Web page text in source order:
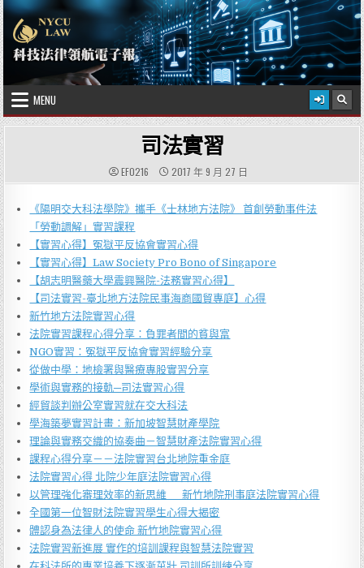
Skip to content 2026 年 8 月 8 日
國立陽明交通大學科技法律學院
MENU
司法實習
EF0216 2017 年 9 月 27 日
《陽明交大科法學院》攜手《士林地方法院》 首創勞動事件法
「勞動調解」實習課程
【實習心得】冤獄平反協會實習心得
【實習心得】Law Society Pro Bono of Singapore
【胡志明醫藥大學震興醫院-法務實習心得】
【司法實習-臺北地方法院民事海商國貿專庭】心得
新竹地方法院實習心得
法院實習課程心得分享：負罪者間的貧與富
NGO實習：冤獄平反協會實習經驗分享
從做中學：地檢署與醫療專股實習分享
學術與實務的接軌─司法實習心得
經貿談判辦公室實習就在交大科法
學海築夢實習計畫：新加坡智慧財產學院
理論與實務交織的協奏曲－智慧財產法院實習心得
課程心得分享－－法院實習台北地院重金庭
法院實習心得 北院少年庭法院實習心得
以管理強化審理效率的新思維 新竹地院刑事庭法院實習心得
全國第一位智財法院實習學生心得大揭密
體認身為法律人的使命 新竹地院實習心得
法院實習新進展 實作的培訓課程與智慧法院實習